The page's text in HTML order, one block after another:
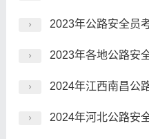
2023年公路安全员
2023年各地公路安
2024年江西南昌公
2024年河北公路安